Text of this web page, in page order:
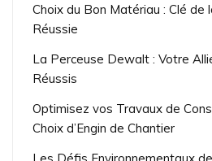
Choix du Bon Matériau : Clé de
Réussie
La Perceuse Dewalt : Votre
Réussis
Optimisez vos Travaux de
Choix d’Engin de Chantier